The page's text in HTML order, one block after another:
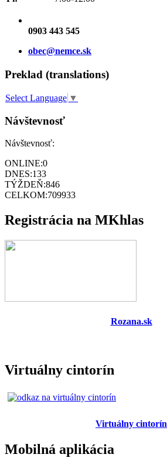
0903 443 545
obec@nemce.sk
Preklad (translations)
Select Language ▼
Návštevnosť
Návštevnosť:
ONLINE:0
DNES:133
TÝŽDEŇ:846
CELKOM:709933
Registrácia na MKhlas
Rozana.sk
Virtuálny cintorín
Virtuálny cintorín
Mobilná aplikácia